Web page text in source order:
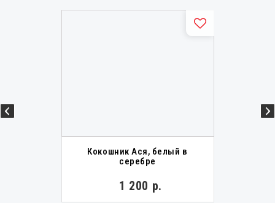
Кокошник Ася, белый в
серебре
1 200 р.